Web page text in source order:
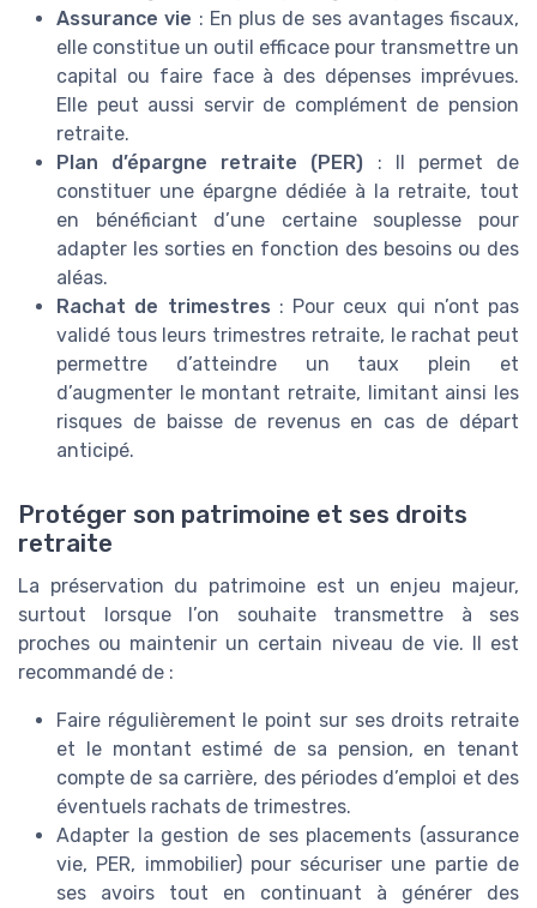
Assurance vie : En plus de ses avantages fiscaux,
elle constitue un outil efficace pour transmettre un
capital ou faire face à des dépenses imprévues.
Elle peut aussi servir de complément de pension
retraite.
Plan d’épargne retraite (PER) : Il permet de
constituer une épargne dédiée à la retraite, tout
en bénéficiant d’une certaine souplesse pour
adapter les sorties en fonction des besoins ou des
aléas.
Rachat de trimestres : Pour ceux qui n’ont pas
validé tous leurs trimestres retraite, le rachat peut
permettre d’atteindre un taux plein et
d’augmenter le montant retraite, limitant ainsi les
risques de baisse de revenus en cas de départ
anticipé.
Protéger son patrimoine et ses droits
retraite
La préservation du patrimoine est un enjeu majeur,
surtout lorsque l’on souhaite transmettre à ses
proches ou maintenir un certain niveau de vie. Il est
recommandé de :
Faire régulièrement le point sur ses droits retraite
et le montant estimé de sa pension, en tenant
compte de sa carrière, des périodes d’emploi et des
éventuels rachats de trimestres.
Adapter la gestion de ses placements (assurance
vie, PER, immobilier) pour sécuriser une partie de
ses avoirs tout en continuant à générer des